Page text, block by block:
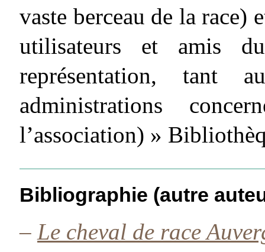
vaste berceau de la race)
utilisateurs et amis
représentation, tant
administrations
l’association) »
Bibliographie (autre
– Le cheval de race